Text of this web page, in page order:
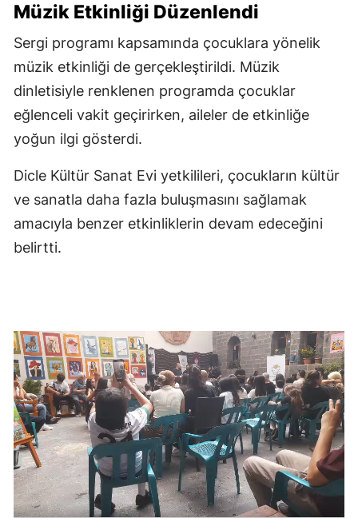
Müzik Etkinliği Düzenlendi
Sergi programı kapsamında çocuklara yönelik
müzik etkinliği de gerçekleştirildi. Müzik
dinletisiyle renklenen programda çocuklar
eğlenceli vakit geçirirken, aileler de etkinliğe
yoğun ilgi gösterdi.
Dicle Kültür Sanat Evi yetkilileri, çocukların kültür
ve sanatla daha fazla buluşmasını sağlamak
amacıyla benzer etkinliklerin devam edeceğini
belirtti.